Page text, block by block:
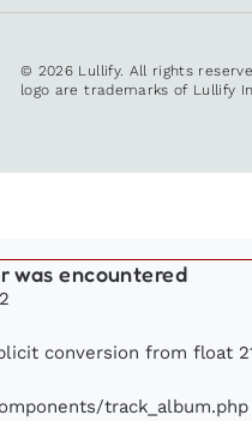
© 2026 Lullify. All rights
logo are trademarks of Lullify
was encountered
conversion from float
track_album.php